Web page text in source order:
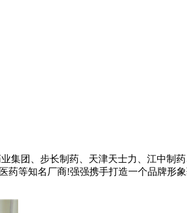
集团、步长制药、天津天士力、江中制
药等知名厂商!强强携手打造一个品牌形